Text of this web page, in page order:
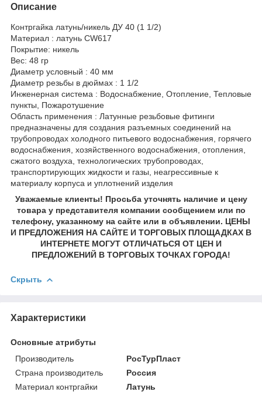
Описание
Контргайка латунь/никель ДУ 40 (1 1/2)
Материал : латунь CW617
Покрытие: никель
Вес: 48 гр
Диаметр условный : 40 мм
Диаметр резьбы в дюймах : 1 1/2
Инженерная система : Водоснабжение, Отопление, Тепловые
пункты, Пожаротушение
Область применения : Латунные резьбовые фитинги
предназначены для создания разъемных соединений на
трубопроводах холодного питьевого водоснабжения, горячего
водоснабжения, хозяйственного водоснабжения, отопления,
сжатого воздуха, технологических трубопроводах,
транспортирующих жидкости и газы, неагрессивные к
материалу корпуса и уплотнений изделия
Уважаемые клиенты! Просьба уточнять наличие и цену
товара у представителя компании сообщением или по
телефону, указанному на сайте или в объявлении. ЦЕНЫ
И ПРЕДЛОЖЕНИЯ НА САЙТЕ И ТОРГОВЫХ ПЛОЩАДКАХ В
ИНТЕРНЕТЕ МОГУТ ОТЛИЧАТЬСЯ ОТ ЦЕН И
ПРЕДЛОЖЕНИЙ В ТОРГОВЫХ ТОЧКАХ ГОРОДА!
Скрыть
Характеристики
Основные атрибуты
Производитель
РосТурПласт
Страна производитель
Россия
Материал контргайки
Латунь